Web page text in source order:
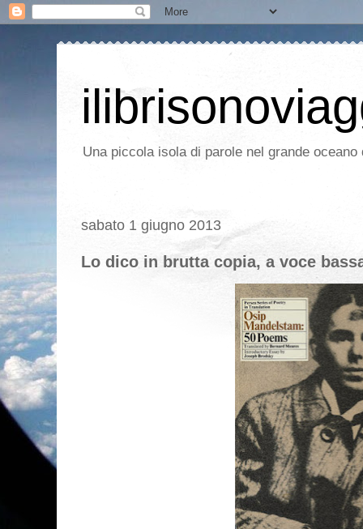
Una piccola isola di parole nel grande
sabato 1 giugno 2013
Lo dico in brutta copia, a voce